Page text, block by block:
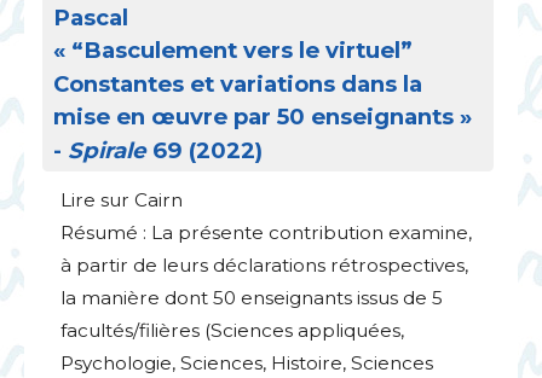
Pascal
« “Basculement vers le virtuel”
Constantes et variations dans la
mise en œuvre par 50 enseignants »
- Spirale69 (2022)
Lire sur Cairn
Résumé : La présente contribution examine,
à partir de leurs déclarations rétrospectives,
la manière dont 50 enseignants issus de 5
facultés/filières (Sciences appliquées,
Psychologie, Sciences, Histoire, Sciences